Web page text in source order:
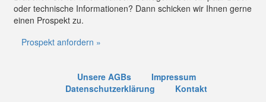
oder technische Informationen? Dann schicken wir Ihnen gerne
einen Prospekt zu.
Prospekt anfordern »
Unsere AGBs
Impressum
Datenschutzerklärung
Kontakt